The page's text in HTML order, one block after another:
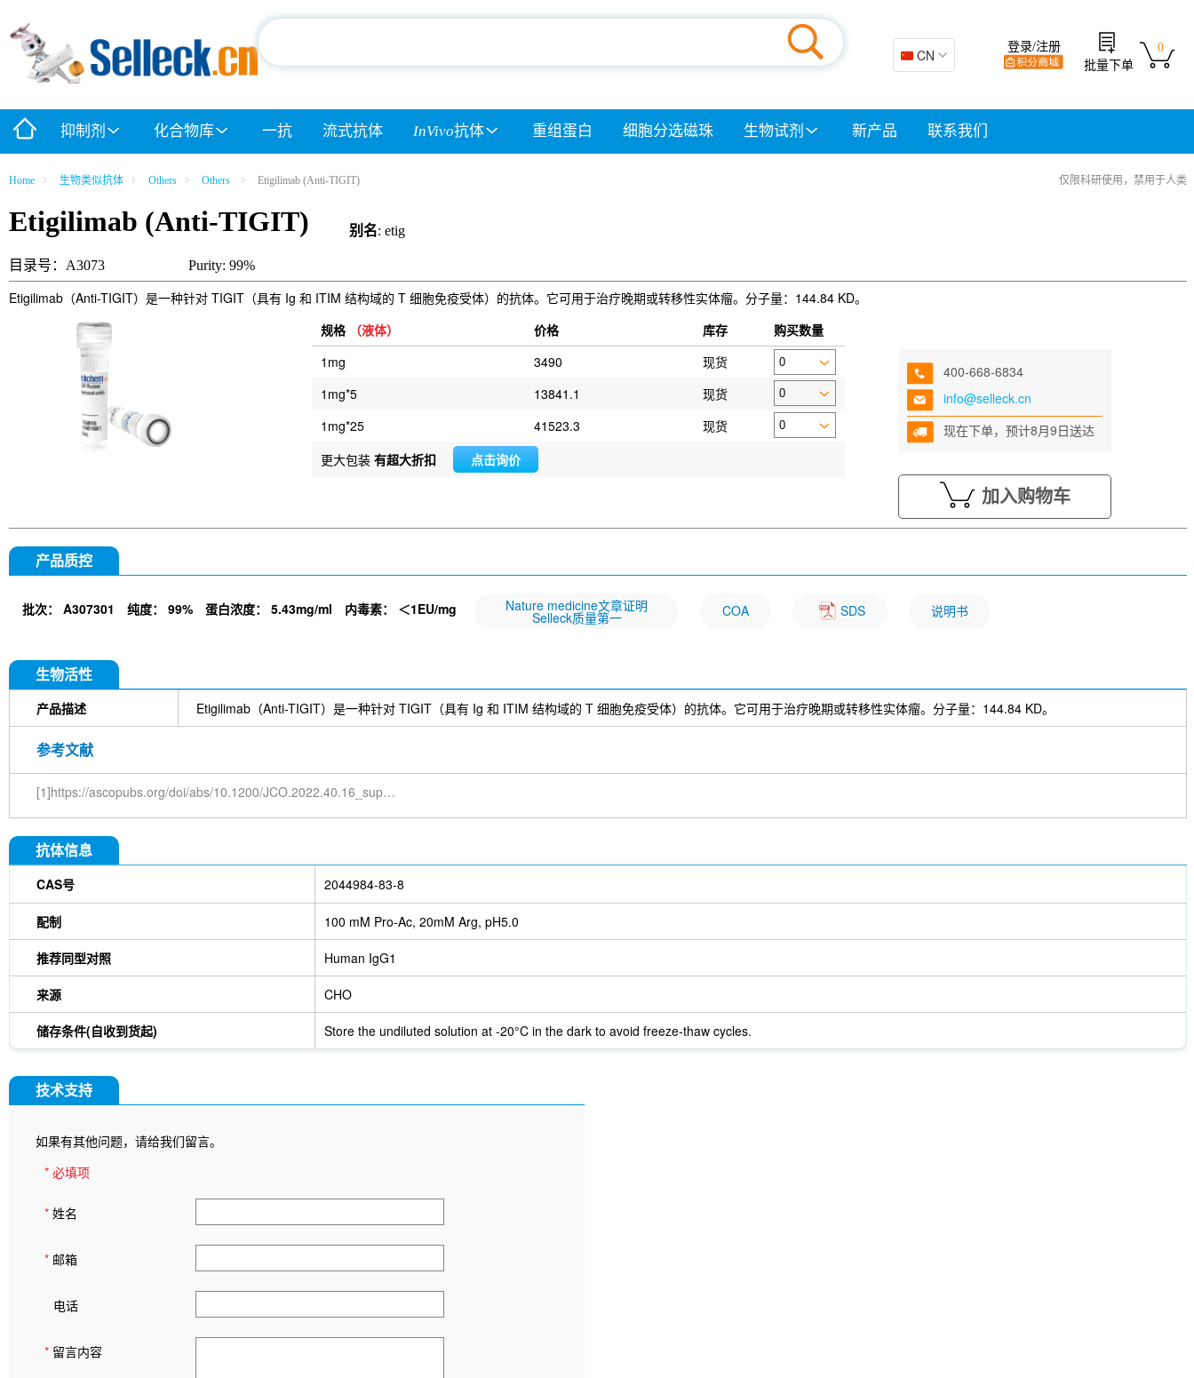
🇨🇳 CN
0
批量下单
登录/注册
抑制剂 化合物库 一抗 流式抗体 InVivo抗体 重组蛋白 细胞分选磁珠 生物试剂 新产品 联系我们
Home 生物类似抗体 Others Others Etigilimab (Anti-TIGIT) 仅限科研使用，禁用于人类
Etigilimab (Anti-TIGIT) 别名: etig
目录号：A3073 Purity: 99%
Etigilimab（Anti-TIGIT）是一种针对 TIGIT（具有 Ig 和 ITIM 结构域的 T 细胞免疫受体）的抗体。它可用于治疗晚期或转移性实体瘤。分子量：144.84 KD。
规格 （液体） 价格 库存
购买数量
1mg
3490
现货
1mg*5
13841.1
现货
1mg*25
41523.3
现货
更大包装 有超大折扣 点击询价
400-668-6834
info@selleck.cn
现在下单，预计8月9日送达
加入购物车
产品质控
批次： A307301 纯度： 99% 蛋白浓度： 5.43mg/ml 内毒素： ＜1EU/mg Nature medicine文章证明
Selleck质量第一 COA SDS 说明书
生物活性
产品描述 Etigilimab（Anti-TIGIT）是一种针对 TIGIT（具有 Ig 和 ITIM 结构域的 T 细胞免疫受体）的抗体。它可用于治疗晚期或转移性实体瘤。分子量：144.84 KD。
参考文献
[1]https://ascopubs.org/doi/abs/10.1200/JCO.2022.40.16_suppl.2651
抗体信息
CAS号 2044984-83-8
配制 100 mM Pro-Ac, 20mM Arg, pH5.0
推荐同型对照 Human IgG1
来源 CHO
储存条件(自收到货起) Store the undiluted solution at -20°C in the dark to avoid freeze-thaw cycles.
技术支持
如果有其他问题，请给我们留言。
* 必填项
* 姓名
* 邮箱
电话
* 留言内容